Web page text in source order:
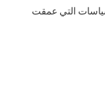
التي عمقت